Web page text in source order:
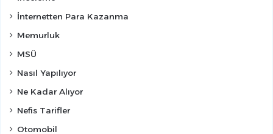
İnternetten Para Kazanma
Memurluk
MSÜ
Nasıl Yapılıyor
Ne Kadar Alıyor
Nefis Tarifler
Otomobil